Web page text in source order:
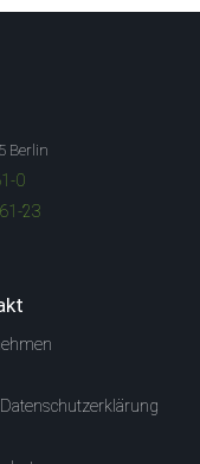
Berlin
0
23
Datenschutzerklärung